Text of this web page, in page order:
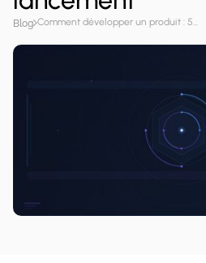
Blog Comment développer un produit : 5 étapes pour passer de l'idée au lancement